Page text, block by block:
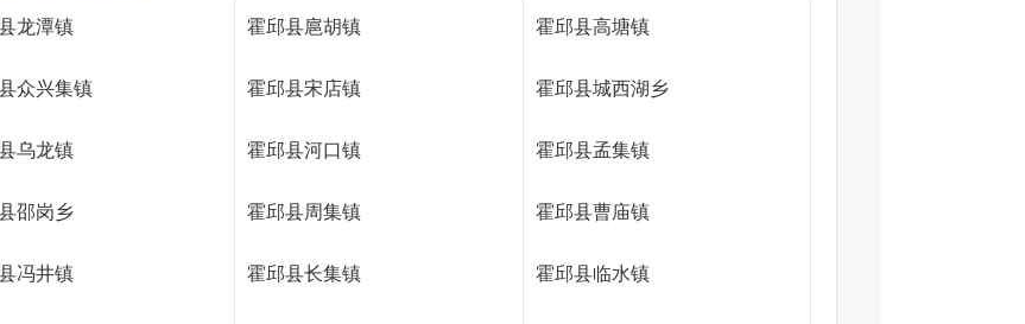
龙潭镇 霍邱县扈胡镇 霍邱县高塘镇
众兴集镇 霍邱县宋店镇 霍邱县城西湖乡
乌龙镇 霍邱县河口镇 霍邱县孟集镇
邵岗乡 霍邱县周集镇 霍邱县曹庙镇
冯井镇 霍邱县长集镇 霍邱县临水镇